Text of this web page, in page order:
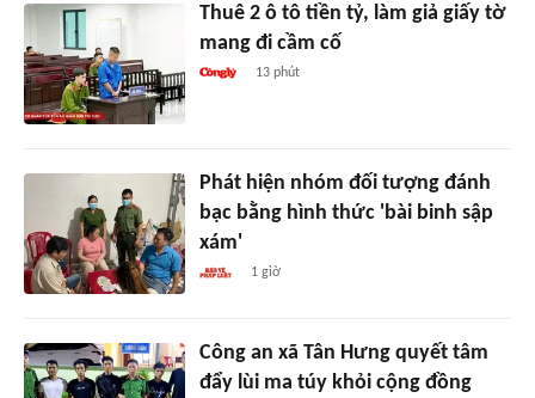
Thuê 2 ô tô tiền tỷ, làm giả giấy tờ
mang đi cầm cố
13 phút
Phát hiện nhóm đối tượng đánh
bạc bằng hình thức 'bài binh sập
xám'
1 giờ
Công an xã Tân Hưng quyết tâm
đẩy lùi ma túy khỏi cộng đồng